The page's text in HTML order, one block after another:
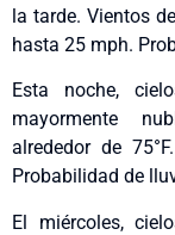
la tarde. Vientos
hasta 25 mph.
Esta noche,
mayormente
alrededor de
Probabilidad de
El miércoles,